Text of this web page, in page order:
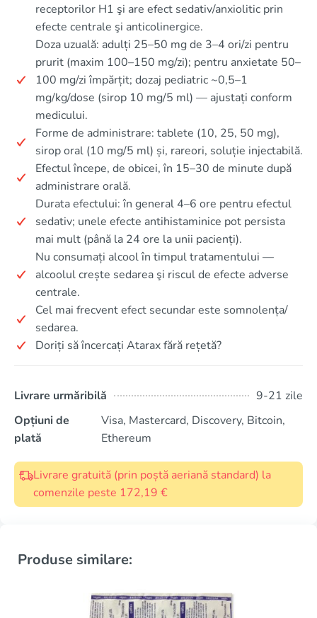
receptorilor H1 şi are efect sedativ/anxiolitic prin
efecte centrale şi anticolinergice.
Doza uzuală: adulți 25–50 mg de 3–4 ori/zi pentru
prurit (maxim 100–150 mg/zi); pentru anxietate 50–
100 mg/zi împărțit; dozaj pediatric ~0,5–1
mg/kg/dose (sirop 10 mg/5 ml) — ajustați conform
medicului.
Forme de administrare: tablete (10, 25, 50 mg),
sirop oral (10 mg/5 ml) și, rareori, soluție injectabilă.
Efectul începe, de obicei, în 15–30 de minute după
administrare orală.
Durata efectului: în general 4–6 ore pentru efectul
sedativ; unele efecte antihistaminice pot persista
mai mult (până la 24 ore la unii pacienți).
Nu consumați alcool în timpul tratamentului —
alcoolul crește sedarea şi riscul de efecte adverse
centrale.
Cel mai frecvent efect secundar este somnolența/
sedarea.
Doriți să încercați Atarax fără rețetă?
Livrare urmăribilă
9-21 zile
Opțiuni de
plată
Visa, Mastercard, Discovery, Bitcoin,
Ethereum
Livrare gratuită (prin poștă aeriană standard) la
comenzile peste 172,19 €
Produse similare: